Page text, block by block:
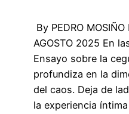
By PEDRO
AGOSTO 2025 En
Ensayo sobre la
profundiza en la
del caos. Deja de
la experiencia